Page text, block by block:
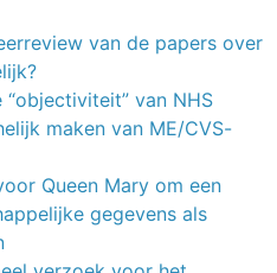
van de papers over
van NHS
maken van ME/CVS-
Queen Mary om een
gegevens als